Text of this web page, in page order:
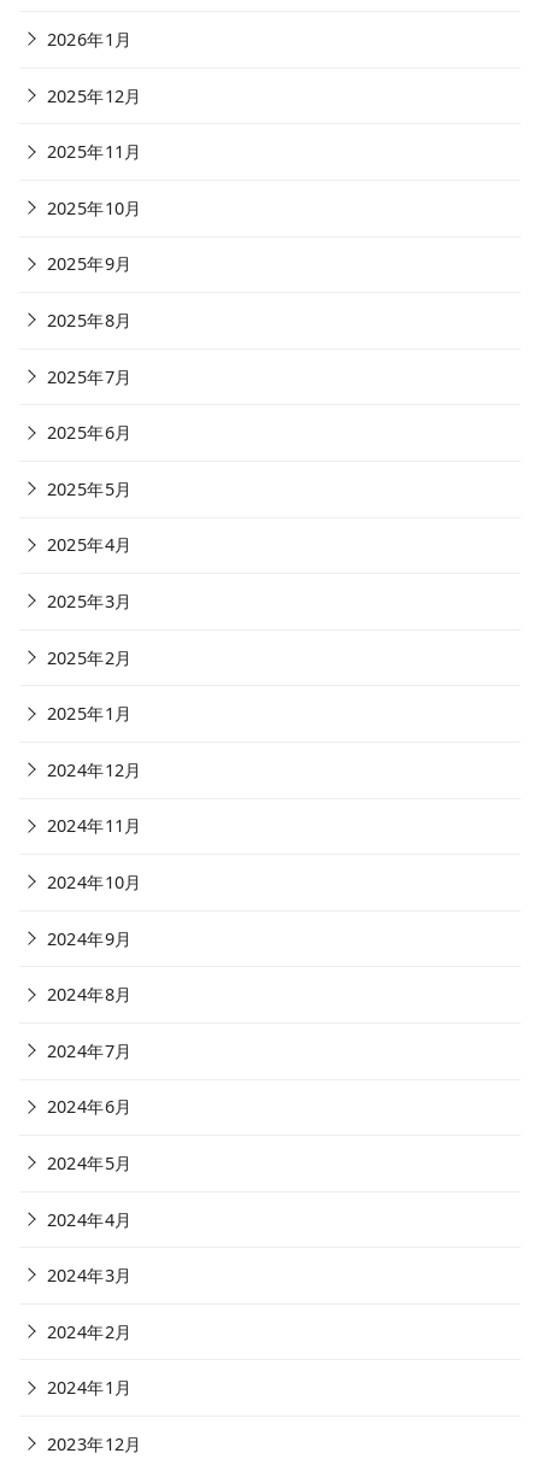
2026年1月
2025年12月
2025年11月
2025年10月
2025年9月
2025年8月
2025年7月
2025年6月
2025年5月
2025年4月
2025年3月
2025年2月
2025年1月
2024年12月
2024年11月
2024年10月
2024年9月
2024年8月
2024年7月
2024年6月
2024年5月
2024年4月
2024年3月
2024年2月
2024年1月
2023年12月